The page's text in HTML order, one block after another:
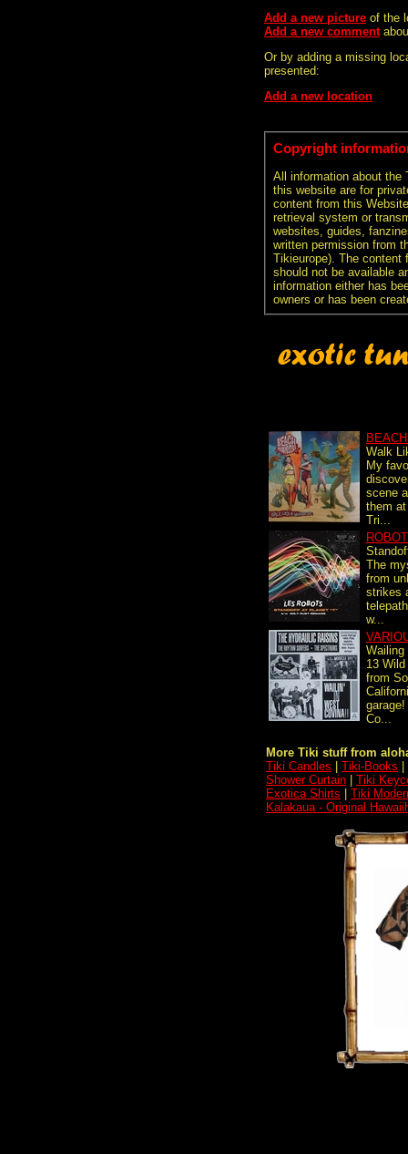
Add a new picture of the
Add a new comment
Or by adding a missing
presented:
Add a new location
Copyright
All information about the
this website are for
content from this
retrieval system or
websites, guides,
written permission from
Tikieurope). The content
should not be available
information either has
owners or has been
Walk
My
scene
them
Tri...
The
from
strikes
w...
Wailing
13
from
Co...
More Tiki stuff from
Tiki Candles
Tiki-Books
Shower Curtain
Tiki
Exotica Shirts
Tiki
Kalakaua - Original